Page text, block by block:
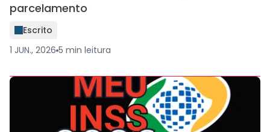
parcelamento
Escrito
1 JUN., 2026 5 min leitura